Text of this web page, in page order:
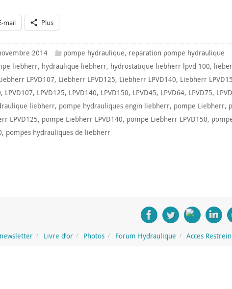
mail Plus
2014 pompe hydraulique, reparation pompe hydraulique
liebherr, hydraulique liebherr, hydrostatique liebherr lpvd 100, lieber
LPVD107, Liebherr LPVD125, Liebherr LPVD140, Liebherr
, LPVD107, LPVD125, LPVD140, LPVD150, LPVD45, LPVD64, LPVD75,
liebherr, pompe hydrauliques engin liebherr, pompe Liebherr,
LPVD125, pompe Liebherr LPVD140, pompe Liebherr LPVD150,
, pompes hydrauliques de liebherr
newsletter Livre d’or Photos Forum Hydraulique Acces